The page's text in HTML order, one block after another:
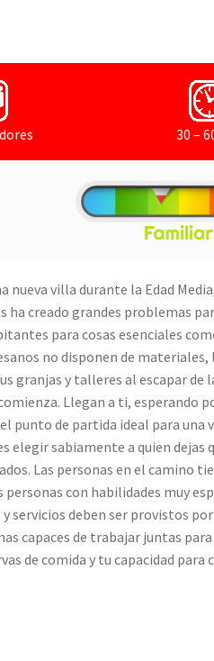
30 –
nueva villa durante la Edad
ha creado grandes problemas
para cosas esenciales
no disponen de
granjas y talleres al escapar de
Llegan a ti, esperando
punto de partida ideal para
elegir sabiamente a quien
Las personas en el camino
personas con habilidades muy
servicios deben ser provistos
capaces de trabajar juntas
de comida y tu capacidad